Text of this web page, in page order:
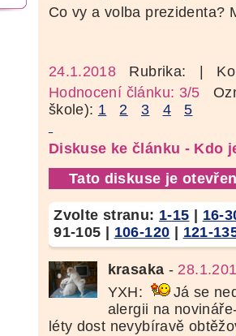
Co vy a volba
24.1.2018 Rubrika:
|
Hodnocení článku: 3/5
škole): 1 2 3 4 5
Diskuse ke článku - Kdo
Tato diskuse je
Zvolte stranu: 1-15 | 16-
91-105 | 106-120 | 121-
krasaka -
YXH:
Já se
alergii na
léty dost nevybíravě